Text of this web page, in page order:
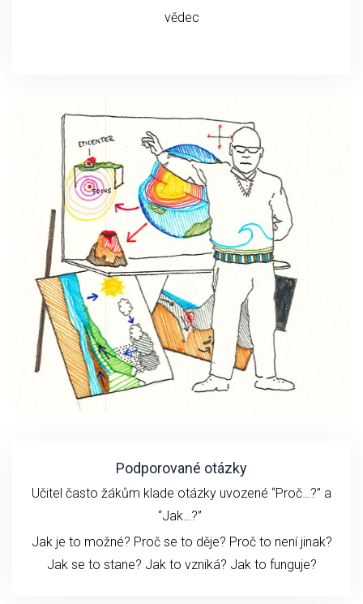
vědec
Podporované otázky
Učitel často žákům klade otázky uvozené “Proč…?” a
“Jak…?”
Jak je to možné? Proč se to děje? Proč to není jinak?
Jak se to stane? Jak to vzniká? Jak to funguje?